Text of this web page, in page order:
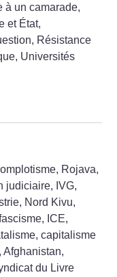
à un camarade,
et État,
Résistance
Universités
Rojava,
judiciaire, IVG,
Nord Kivu,
ICE,
capitalisme
Afghanistan,
du Livre